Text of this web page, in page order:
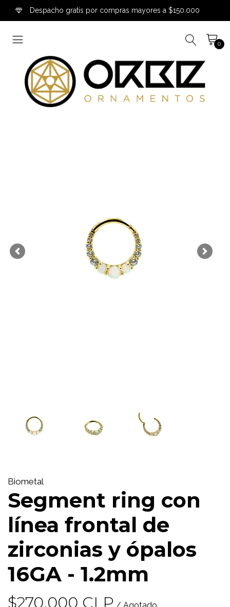
Despacho gratis por compras mayores a $150.000
0
Previous Next
Biometal
Segment ring con
línea frontal de
zirconias y ópalos
16GA - 1.2mm
$270.000 CLP